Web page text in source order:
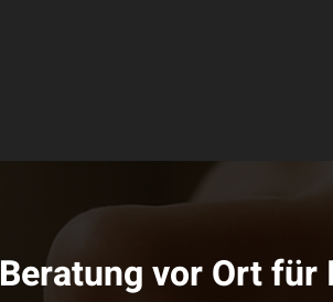
Beratung vor Ort